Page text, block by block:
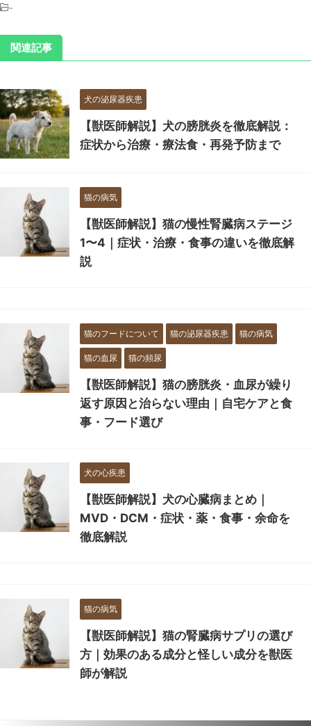
-
関連記事
犬の泌尿器疾患
【獣医師解説】犬の膀胱炎を徹底解説：
症状から治療・療法食・再発予防まで
猫の病気
【獣医師解説】猫の慢性腎臓病ステージ
1〜4｜症状・治療・食事の違いを徹底解
説
猫のフードについて 猫の泌尿器疾患 猫の病気
猫の血尿 猫の頻尿
【獣医師解説】猫の膀胱炎・血尿が繰り
返す原因と治らない理由｜自宅ケアと食
事・フード選び
犬の心疾患
【獣医師解説】犬の心臓病まとめ｜
MVD・DCM・症状・薬・食事・余命を
徹底解説
猫の病気
【獣医師解説】猫の腎臓病サプリの選び
方｜効果のある成分と怪しい成分を獣医
師が解説